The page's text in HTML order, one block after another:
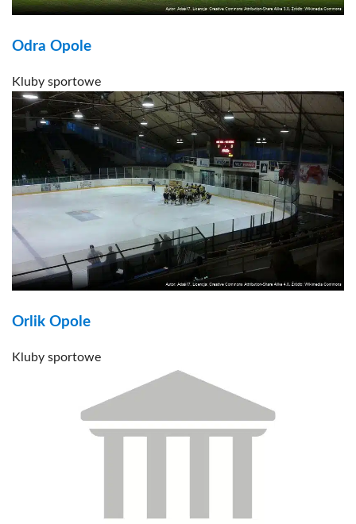
Odra Opole
Kluby sportowe
Orlik Opole
Kluby sportowe